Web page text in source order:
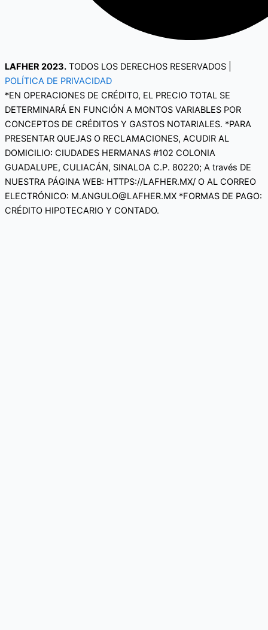
LAFHER 2023. TODOS LOS DERECHOS RESERVADOS |
POLÍTICA DE PRIVACIDAD
*EN OPERACIONES DE CRÉDITO, EL PRECIO TOTAL SE
DETERMINARÁ EN FUNCIÓN A MONTOS VARIABLES POR
CONCEPTOS DE CRÉDITOS Y GASTOS NOTARIALES. *PARA
PRESENTAR QUEJAS O RECLAMACIONES, ACUDIR AL
DOMICILIO: CIUDADES HERMANAS #102 COLONIA
GUADALUPE, CULIACÁN, SINALOA C.P. 80220; A través DE
NUESTRA PÁGINA WEB: HTTPS://LAFHER.MX/ O AL CORREO
ELECTRÓNICO: M.ANGULO@LAFHER.MX *FORMAS DE PAGO:
CRÉDITO HIPOTECARIO Y CONTADO.